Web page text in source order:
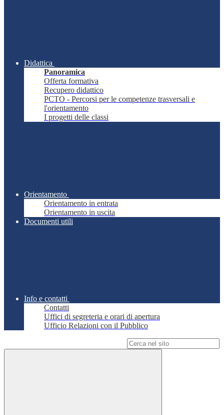
Didattica
Panoramica
Offerta formativa
Recupero didattico
PCTO - Percorsi per le competenze trasversali e
l'orientamento
I progetti delle classi
Orientamento
Orientamento in entrata
Orientamento in uscita
Documenti utili
Info e contatti
Contatti
Uffici di segreteria e orari di apertura
Ufficio Relazioni con il Pubblico